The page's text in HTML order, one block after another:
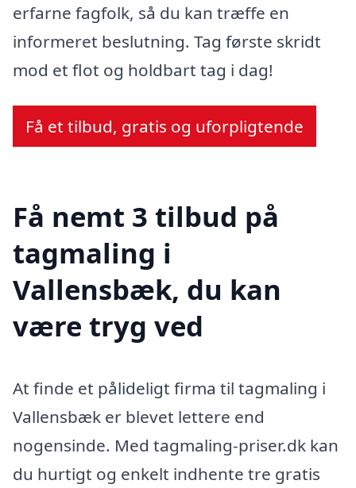
erfarne fagfolk, så du kan træffe en
informeret beslutning. Tag første skridt
mod et flot og holdbart tag i dag!
Få et tilbud, gratis og uforpligtende
Få nemt 3 tilbud på
tagmaling i
Vallensbæk, du kan
være tryg ved
At finde et pålideligt firma til tagmaling i
Vallensbæk er blevet lettere end
nogensinde. Med tagmaling-priser.dk kan
du hurtigt og enkelt indhente tre gratis